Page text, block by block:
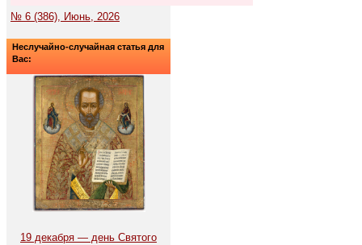
№ 6 (386), Июнь, 2026
Неслучайно-случайная статья для
Вас:
19 декабря — день Святого